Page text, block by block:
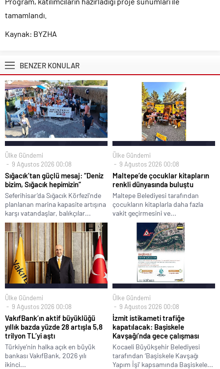
tamamlandı.
Kaynak: BYZHA
BENZER KONULAR
Ülke Gündemi
9 Ağustos 2026 00:08
Sığacık’tan güçlü mesaj: “Deniz
bizim, Sığacık hepimizin”
Seferihisar’da Sığacık Körfezi’nde
planlanan marina kapasite artışına
karşı vatandaşlar, balıkçılar...
Ülke Gündemi
9 Ağustos 2026 00:08
Maltepe’de çocuklar kitapların
renkli dünyasında buluştu
Maltepe Belediyesi tarafından
çocukların kitaplarla daha fazla
vakit geçirmesini ve...
Ülke Gündemi
9 Ağustos 2026 00:08
VakıfBank’ın aktif büyüklüğü
yıllık bazda yüzde 28 artışla 5,8
trilyon TL’yi aştı
Türkiye’nin halka açık en büyük
bankası VakıfBank, 2026 yılı
ikinci...
Ülke Gündemi
9 Ağustos 2026 00:08
İzmit istikameti trafiğe
kapatılacak: Başiskele
Kavşağı’nda gece çalışması
Kocaeli Büyükşehir Belediyesi
tarafından ‘Başiskele Kavşağı
Yapım İşi’ kapsamında Başiskele...